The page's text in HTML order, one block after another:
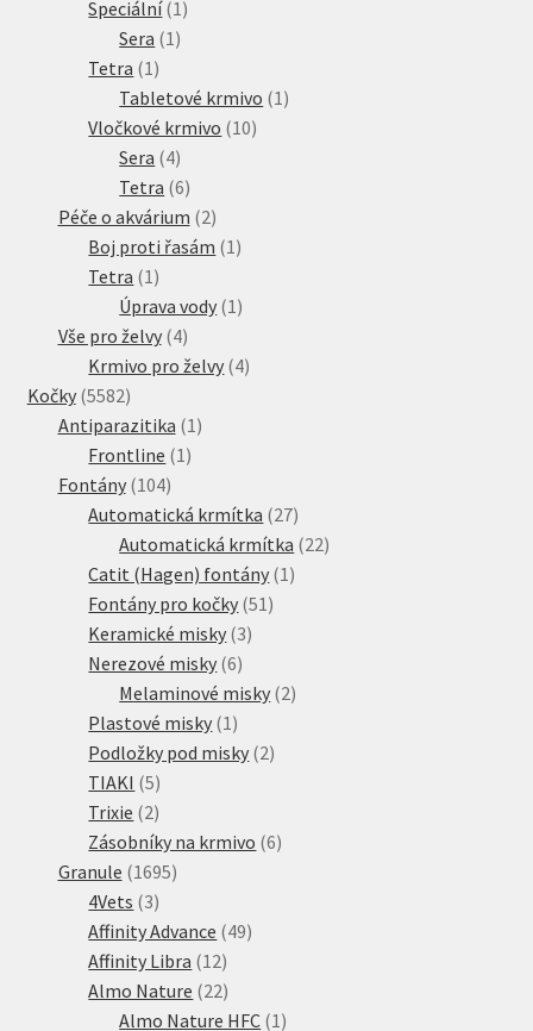
produkt
Speciální 1 1
Sera 1 1
Tetra 1 1
produkt
Tabletové krmivo 1 1
Vločkové krmivo 1010
Sera 44
produkty
Tetra 66
produktů
Péče o akvárium 22
produkty
Boj proti řasám 1 1
Tetra 1 1
produkt
Úprava vody 1 1
Vše pro želvy 44
produkty
Krmivo pro želvy 44
Kočky 55825582
produktů
Antiparazitika 1 1
Frontline 1 1
Fontány 104104
produktů
Automatická krmítka 2727
produktů
Automatická krmítka 2222
Catit (Hagen) fontány 1 1
Fontány pro kočky 51 51
Keramické misky 33
Nerezové misky 66
produktů
Melaminové misky 22
Plastové misky 1 1
produkt
Podložky pod misky 22
TIAKI 55
produktů
Trixie 22
produkty
Zásobníky na krmivo 66
Granule 16951695
4Vets 33
produkty
Affinity Advance 4949
Affinity Libra 1212
produktů
Almo Nature 2222
produktů
Almo Nature HFC 1 1